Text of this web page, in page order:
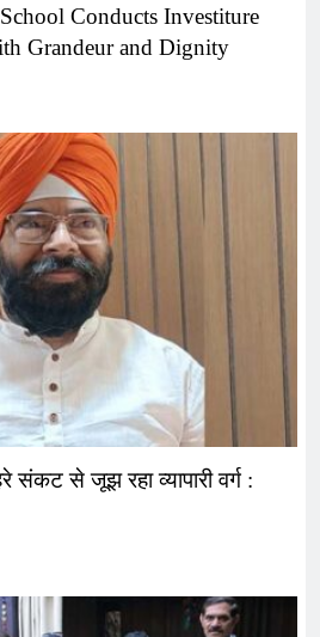
Conducts Investiture
Grandeur and Dignity
संकट से जूझ रहा व्यापारी वर्ग :